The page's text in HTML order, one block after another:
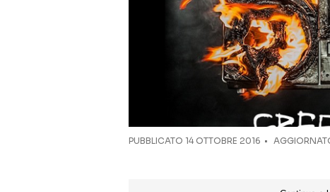
PUBBLICATO 14 OTTOBRE 2016